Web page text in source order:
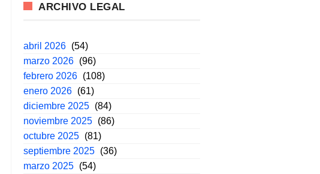
ARCHIVO LEGAL
abril 2026 (54)
marzo 2026 (96)
febrero 2026 (108)
enero 2026 (61)
diciembre 2025 (84)
noviembre 2025 (86)
octubre 2025 (81)
septiembre 2025 (36)
marzo 2025 (54)